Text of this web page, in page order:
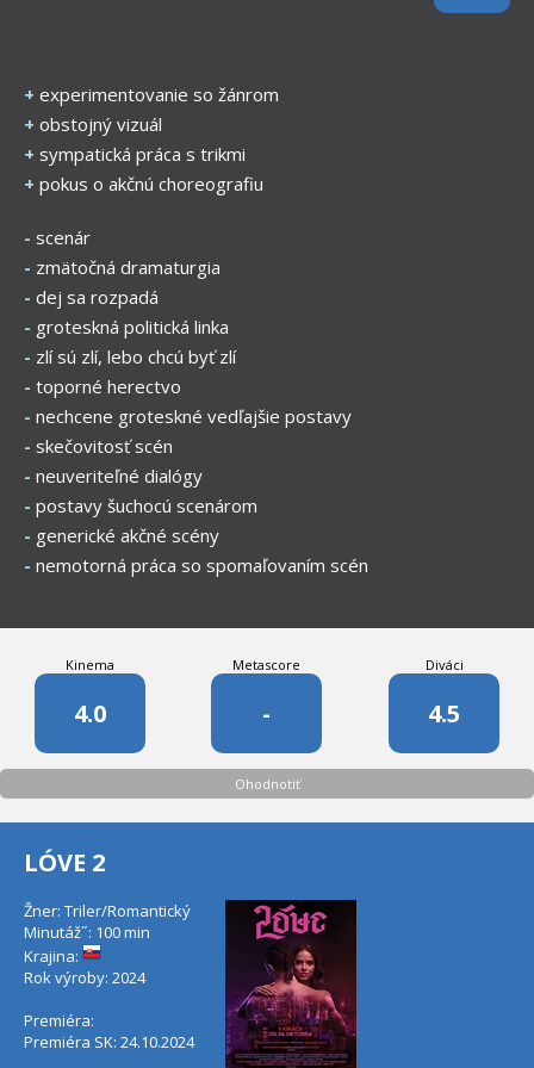
+ experimentovanie so žánrom
+ obstojný vizuál
+ sympatická práca s trikmi
+ pokus o akčnú choreografiu
- scenár
- zmätočná dramaturgia
- dej sa rozpadá
- groteskná politická linka
- zlí sú zlí, lebo chcú byť zlí
- toporné herectvo
- nechcene groteskné vedľajšie postavy
- skečovitosť scén
- neuveriteľné dialógy
- postavy šuchocú scenárom
- generické akčné scény
- nemotorná práca so spomaľovaním scén
Kinema
4.0
Metascore
-
Diváci
4.5
Ohodnotiť
LÓVE 2
Žner: Triler/Romantický
Minutáž˝: 100 min
Krajina:
Rok výroby: 2024
Premiéra:
Premiéra SK: 24.10.2024